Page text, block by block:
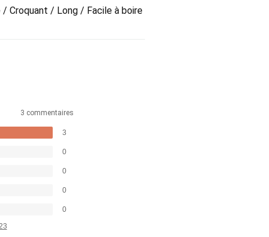
Croquant / Long / Facile à boire
3 commentaires
3
0
0
0
0